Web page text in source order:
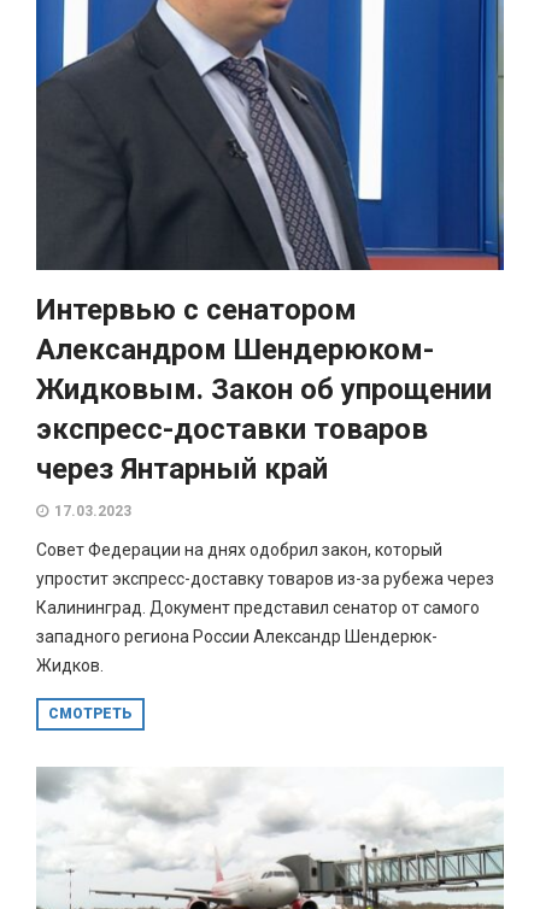
Интервью с сенатором
Александром Шендерюком-
Жидковым. Закон об упрощении
экспресс-доставки товаров
через Янтарный край
17.03.2023
Совет Федерации на днях одобрил закон, который
упростит экспресс-доставку товаров из-за рубежа через
Калининград. Документ представил сенатор от самого
западного региона России Александр Шендерюк-
Жидков.
СМОТРЕТЬ